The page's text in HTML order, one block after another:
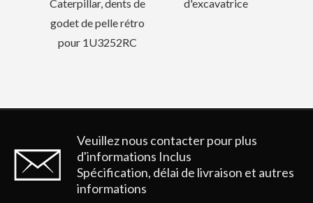
d'excavatrice
Veuillez nous contacter pour plus
d'informations Inclus
Spécification, délai de livraison et autres
informations